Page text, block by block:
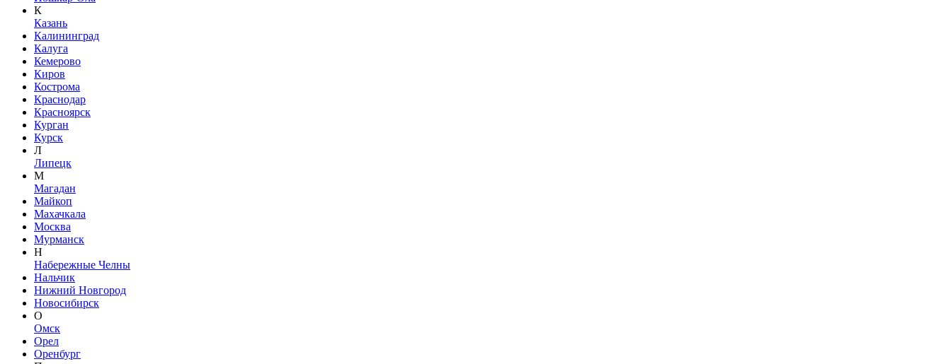
К
Казань
Калининград
Калуга
Кемерово
Киров
Кострома
Краснодар
Красноярск
Курган
Курск
Л
Липецк
М
Магадан
Майкоп
Махачкала
Москва
Мурманск
Н
Набережные Челны
Нальчик
Нижний Новгород
Новосибирск
О
Омск
Орел
Оренбург